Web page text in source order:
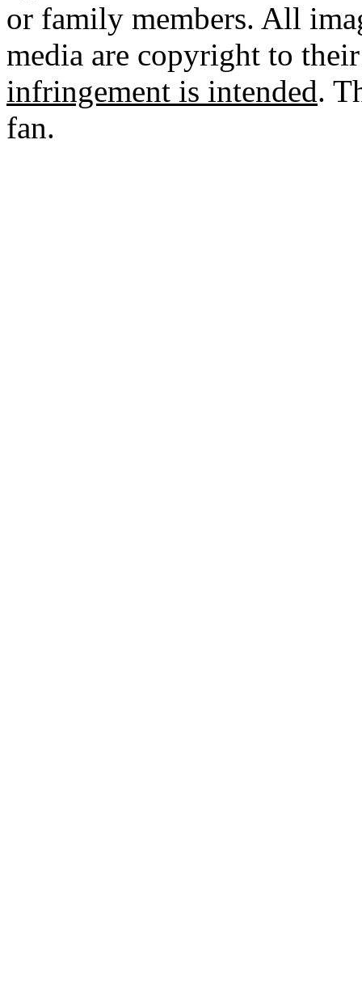
or family members. All
media are copyright to
infringement is intended.
fan.